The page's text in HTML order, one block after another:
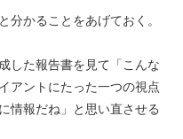
分かることをあげておく。
した報告書を見て「こんな
アントにたった一つの視点
情報だね」と思い直させる